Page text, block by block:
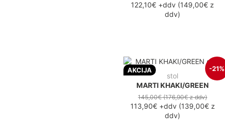
122,10€ +ddv (149,00€ z
ddv)
AKCIJA -21%
stol
MARTI KHAKI/GREEN
145,00€(176,90€z ddv)
113,90€+ddv(139,00€z
ddv)